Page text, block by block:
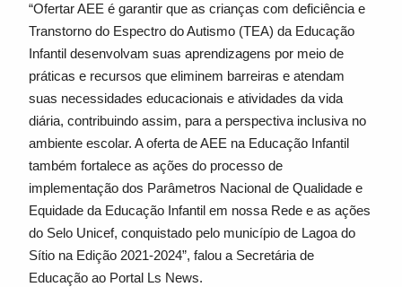
“Ofertar AEE é garantir que as crianças com deficiência e
Transtorno do Espectro do Autismo (TEA) da Educação
Infantil desenvolvam suas aprendizagens por meio de
práticas e recursos que eliminem barreiras e atendam
suas necessidades educacionais e atividades da vida
diária, contribuindo assim, para a perspectiva inclusiva no
ambiente escolar. A oferta de AEE na Educação Infantil
também fortalece as ações do processo de
implementação dos Parâmetros Nacional de Qualidade e
Equidade da Educação Infantil em nossa Rede e as ações
do Selo Unicef, conquistado pelo município de Lagoa do
Sítio na Edição 2021-2024”, falou a Secretária de
Educação ao Portal Ls News.